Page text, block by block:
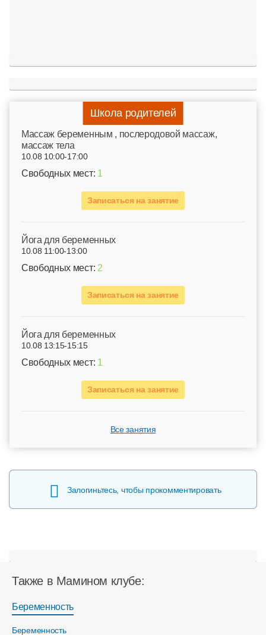
Школа родителей
Mассаж беременным , послеродовой массаж,
массаж тела
10.08 10:00-17:00
Свободных мест: 1
Записаться на занятие
Йога для беременных
10.08 11:00-13:00
Свободных мест: 2
Записаться на занятие
Йога для беременных
10.08 13:15-15:15
Свободных мест: 1
Записаться на занятие
Все занятия
Залогиньтесь, чтобы прокомментировать
Также в Мамином клубе:
Беременность
Беременность